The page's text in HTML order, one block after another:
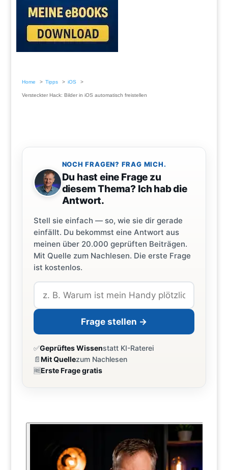
Home Tipps iOS
Versteckter Hack: Bilder in iOS automatisch freistellen
NOCH FRAGEN? FRAG MICH.
Du hast eine Frage zu
diesem Thema? Ich hab die
Antwort.
Stell sie einfach — so, wie sie dir gerade
einfällt. Du bekommst eine Antwort aus
meinen über 20.000 geprüften Beiträgen.
Mit Quelle zum Nachlesen. Die erste Frage
ist kostenlos.
Frage stellen →
✅Geprüftes Wissenstatt KI-Raterei
📄Mit Quellezum Nachlesen
🆓Erste Frage gratis